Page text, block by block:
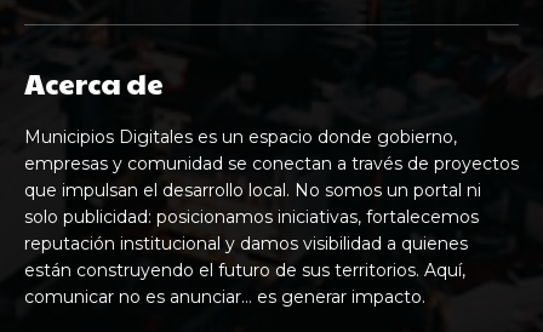
Acerca de
Municipios Digitales es un espacio donde gobierno,
empresas y comunidad se conectan a través de proyectos
que impulsan el desarrollo local. No somos un portal ni
solo publicidad: posicionamos iniciativas, fortalecemos
reputación institucional y damos visibilidad a quienes
están construyendo el futuro de sus territorios. Aquí,
comunicar no es anunciar… es generar impacto.